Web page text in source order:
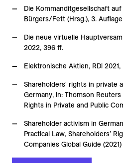
Die Kommanditgesellschaft
Bürgers/Fett (Hrsg.), 3.
Die neue virtuelle
2022, 396 ff.
Elektronische Aktien, RDi 2021,
Shareholders' rights in private
Germany, in: Thomson Reuters
Rights in Private and Public
Shareholder activism in
Practical Law, Shareholders’
Companies Global Guide (2021)